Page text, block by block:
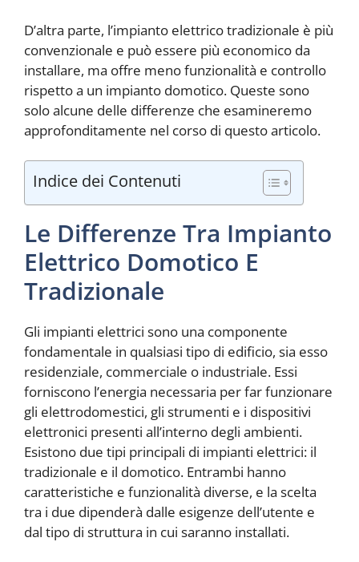
D’altra parte, l’impianto elettrico tradizionale è più
convenzionale e può essere più economico da
installare, ma offre meno funzionalità e controllo
rispetto a un impianto domotico. Queste sono
solo alcune delle differenze che esamineremo
approfonditamente nel corso di questo articolo.
Indice dei Contenuti
Le Differenze Tra Impianto
Elettrico Domotico E
Tradizionale
Gli impianti elettrici sono una componente
fondamentale in qualsiasi tipo di edificio, sia esso
residenziale, commerciale o industriale. Essi
forniscono l’energia necessaria per far funzionare
gli elettrodomestici, gli strumenti e i dispositivi
elettronici presenti all’interno degli ambienti.
Esistono due tipi principali di impianti elettrici: il
tradizionale e il domotico. Entrambi hanno
caratteristiche e funzionalità diverse, e la scelta
tra i due dipenderà dalle esigenze dell’utente e
dal tipo di struttura in cui saranno installati.